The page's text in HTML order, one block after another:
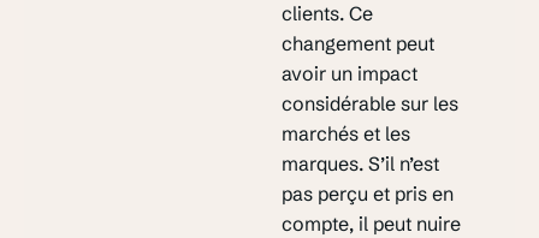
clients. Ce
changement peut
avoir un impact
considérable sur les
marchés et les
marques. S’il n’est
pas perçu et pris en
compte, il peut nuire